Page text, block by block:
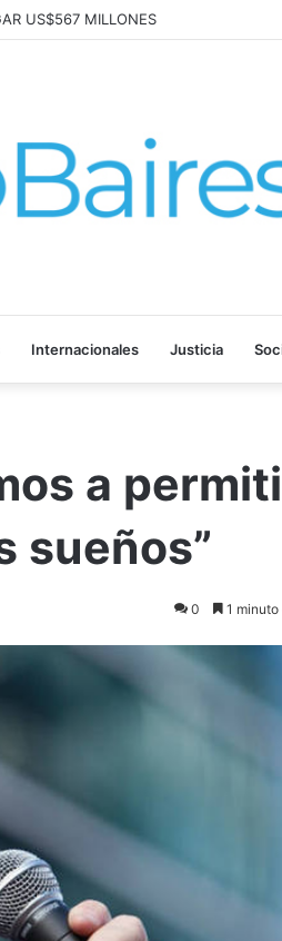
aprender a dialogar y a tratarnos
Internacionales Justicia
a
sueños”
0 1